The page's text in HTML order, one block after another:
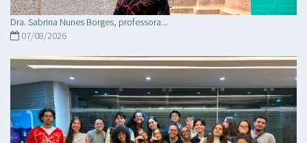
Dra. Sabrina Nunes Borges, professora...
07/08/2026